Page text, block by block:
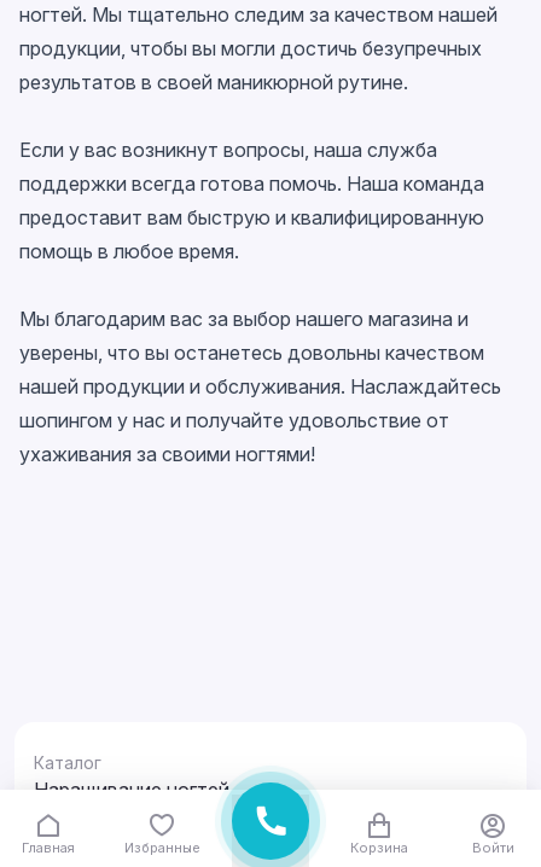
ногтей. Мы тщательно следим за качеством нашей
продукции, чтобы вы могли достичь безупречных
результатов в своей маникюрной рутине.
Если у вас возникнут вопросы, наша служба
поддержки всегда готова помочь. Наша команда
предоставит вам быструю и квалифицированную
помощь в любое время.
Мы благодарим вас за выбор нашего магазина и
уверены, что вы останетесь довольны качеством
нашей продукции и обслуживания. Наслаждайтесь
шопингом у нас и получайте удовольствие от
ухаживания за своими ногтями!
Каталог
Наращивание ногтей
Техника для маникюра и педикюра
Визаж
Главная Избранные Корзина Войти